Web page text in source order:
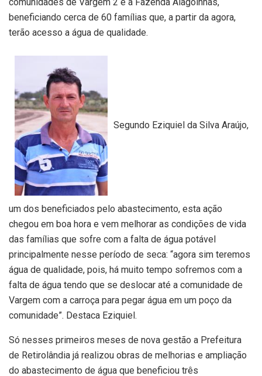
beneficiando cerca de 60 famílias que, a partir da agora,
terão acesso a água de qualidade.
Segundo Eziquiel da Silva Araújo,
um dos beneficiados pelo abastecimento, esta ação
chegou em boa hora e vem melhorar as condições de vida
das famílias que sofre com a falta de água potável
principalmente nesse período de seca: “agora sim teremos
água de qualidade, pois, há muito tempo sofremos com a
falta de água tendo que se deslocar até a comunidade de
Vargem com a carroça para pegar água em um poço da
comunidade”. Destaca Eziquiel.
Só nesses primeiros meses de nova gestão a Prefeitura
de Retirolândia já realizou obras de melhorias e ampliação
do abastecimento de água que beneficiou três